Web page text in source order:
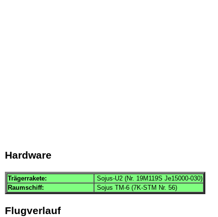
Hardware
Trägerrakete:
Sojus-U2 (Nr. 19M119S Je15000-030)
Raumschiff:
Sojus TM-6 (7K-STM Nr. 56)
Flugverlauf